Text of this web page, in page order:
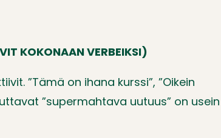
KOKONAAN VERBEIKSI)
”Tämä on ihana kurssi”, ”Oikein
”supermahtava uutuus” on usein